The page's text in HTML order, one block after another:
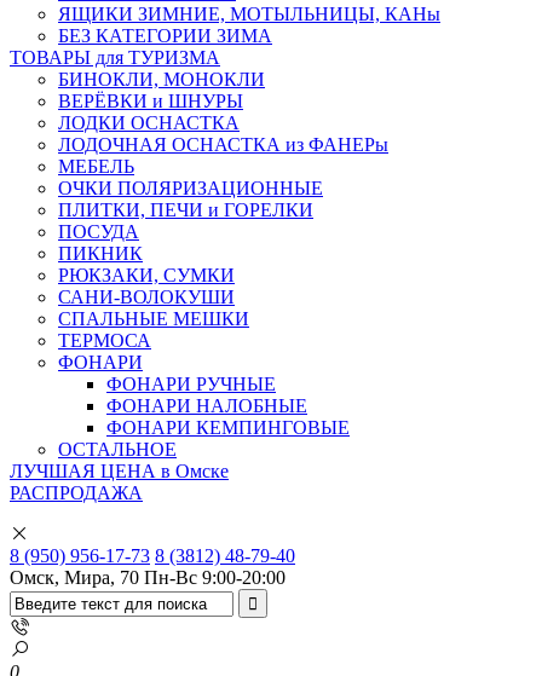
ЯЩИКИ ЗИМНИЕ, МОТЫЛЬНИЦЫ, КАНы
БЕЗ КАТЕГОРИИ ЗИМА
ТОВАРЫ для ТУРИЗМА
БИНОКЛИ, МОНОКЛИ
ВЕРЁВКИ и ШНУРЫ
ЛОДКИ ОСНАСТКА
ЛОДОЧНАЯ ОСНАСТКА из ФАНЕРы
МЕБЕЛЬ
ОЧКИ ПОЛЯРИЗАЦИОННЫЕ
ПЛИТКИ, ПЕЧИ и ГОРЕЛКИ
ПОСУДА
ПИКНИК
РЮКЗАКИ, СУМКИ
САНИ-ВОЛОКУШИ
СПАЛЬНЫЕ МЕШКИ
ТЕРМОСА
ФОНАРИ
ФОНАРИ РУЧНЫЕ
ФОНАРИ НАЛОБНЫЕ
ФОНАРИ КЕМПИНГОВЫЕ
ОСТАЛЬНОЕ
ЛУЧШАЯ ЦЕНА в Омске
РАСПРОДАЖА
8 (950) 956-17-73 8 (3812) 48-79-40
Омск, Мира, 70 Пн-Вс 9:00-20:00
0